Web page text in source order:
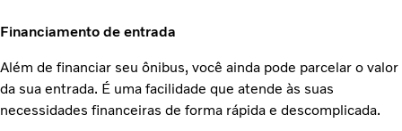
Financiamento de entrada
Além de financiar seu ônibus, você ainda pode parcelar o valor
da sua entrada. É uma facilidade que atende às suas
necessidades financeiras de forma rápida e descomplicada.